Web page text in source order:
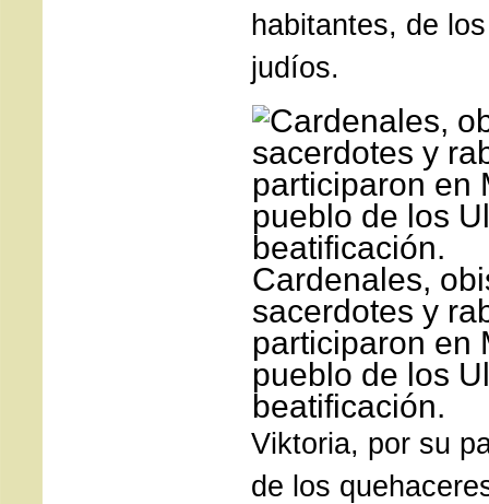
habitantes, de
judíos.
Cardenales,
sacerdotes y
participaron en
pueblo de los
beatificación.
Viktoria, por su
de los